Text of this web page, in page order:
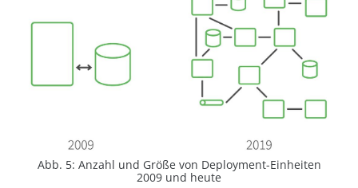
Abb. 5: Anzahl und Größe von Deployment-Einheiten
2009 und heute